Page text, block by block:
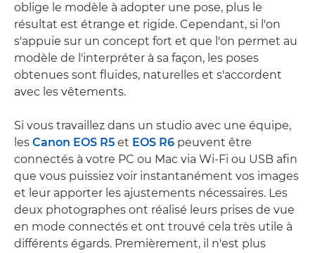
oblige le modèle à adopter une pose, plus le
résultat est étrange et rigide. Cependant, si l'on
s'appuie sur un concept fort et que l'on permet au
modèle de l'interpréter à sa façon, les poses
obtenues sont fluides, naturelles et s'accordent
avec les vêtements.
Si vous travaillez dans un studio avec une équipe,
les Canon EOS R5 et EOS R6 peuvent être
connectés à votre PC ou Mac via Wi-Fi ou USB afin
que vous puissiez voir instantanément vos images
et leur apporter les ajustements nécessaires. Les
deux photographes ont réalisé leurs prises de vue
en mode connectés et ont trouvé cela très utile à
différents égards. Premièrement, il n'est plus